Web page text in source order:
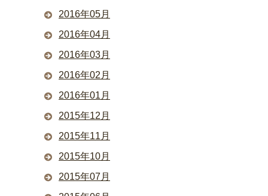
2016年05月
2016年04月
2016年03月
2016年02月
2016年01月
2015年12月
2015年11月
2015年10月
2015年07月